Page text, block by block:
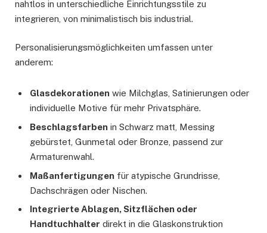
nahtlos in unterschiedliche Einrichtungsstile zu
integrieren, von minimalistisch bis industrial.
Personalisierungsmöglichkeiten umfassen unter
anderem:
Glasdekorationen wie Milchglas, Satinierungen oder
individuelle Motive für mehr Privatsphäre.
Beschlagsfarben in Schwarz matt, Messing
gebürstet, Gunmetal oder Bronze, passend zur
Armaturenwahl.
Maßanfertigungen für atypische Grundrisse,
Dachschrägen oder Nischen.
Integrierte Ablagen, Sitzflächen oder
Handtuchhalter direkt in die Glaskonstruktion